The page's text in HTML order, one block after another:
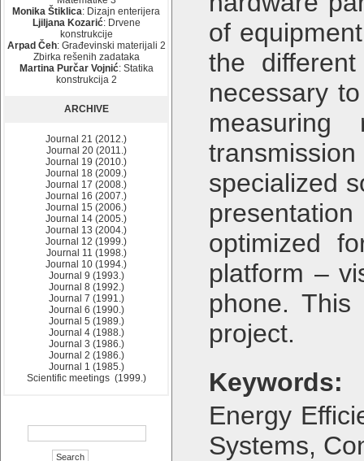
Monika Štiklica: Dizajn enterijera
Ljiljana Kozarić: Drvene
konstrukcije
Arpad Čeh: Građevinski materijali 2
Zbirka rešenih zadataka
Martina Purčar Vojnić: Statika
konstrukcija 2
ARCHIVE
Journal 21 (2012.)
Journal 20 (2011.)
Journal 19 (2010.)
Journal 18 (2009.)
Journal 17 (2008.)
Journal 16 (2007.)
Journal 15 (2006.)
Journal 14 (2005.)
Journal 13 (2004.)
Journal 12 (1999.)
Journal 11 (1998.)
Journal 10 (1994.)
Journal 9 (1993.)
Journal 8 (1992.)
Journal 7 (1991.)
Journal 6 (1990.)
Journal 5 (1989.)
Journal 4 (1988.)
Journal 3 (1986.)
Journal 2 (1986.)
Journal 1 (1985.)
Scientific meetings (1999.)
of
the
necessary
measuring
specialized
optimized
platform –
phone.
project.
Keywords:
Energy
Systems,